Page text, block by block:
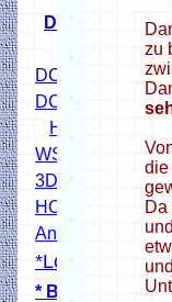
DCC
DCC 4 fach
DCC LED
HO
WS2811 X3
3D Modelle
HO
Andreaskreuz
*Lokscanner
*
zu
die